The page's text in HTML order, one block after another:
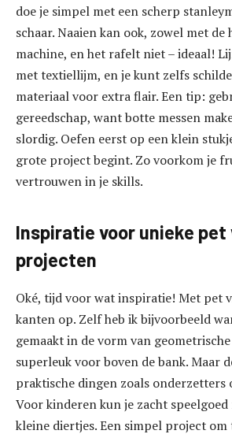
doe je simpel met een scherp
schaar. Naaien kan ook, zowel met de
machine, en het rafelt niet – ideaal!
met textiellijm, en je kunt zelfs
materiaal voor extra flair. Een tip:
gereedschap, want botte messen
slordig. Oefen eerst op een klein
grote project begint. Zo voorkom je
vertrouwen in je skills.
Inspiratie voor unieke
projecten
Oké, tijd voor wat inspiratie! Met pet
kanten op. Zelf heb ik bijvoorbeeld
gemaakt in de vorm van
superleuk voor boven de bank. Maar
praktische dingen zoals onderzetters
Voor kinderen kun je zacht speelgoed
kleine diertjes. Een simpel project